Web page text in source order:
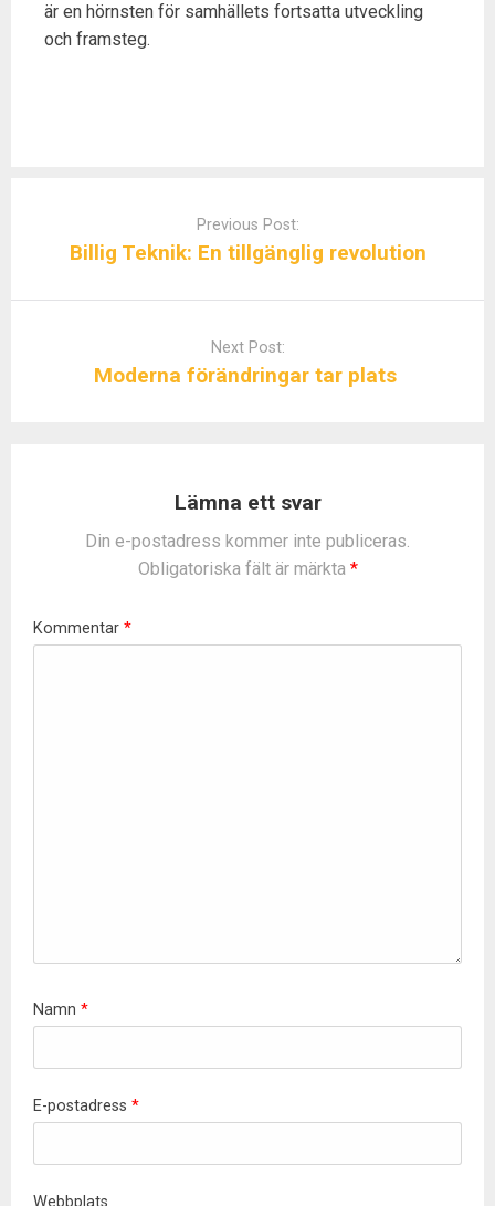
är en hörnsten för samhällets fortsatta utveckling
och framsteg.
n
Previous Post:
Billig Teknik: En tillgänglig revolution
Next Post:
Moderna förändringar tar plats
Lämna ett svar
Din e-postadress kommer inte publiceras.
Obligatoriska fält är märkta *
Kommentar *
Namn *
E-postadress *
Webbplats